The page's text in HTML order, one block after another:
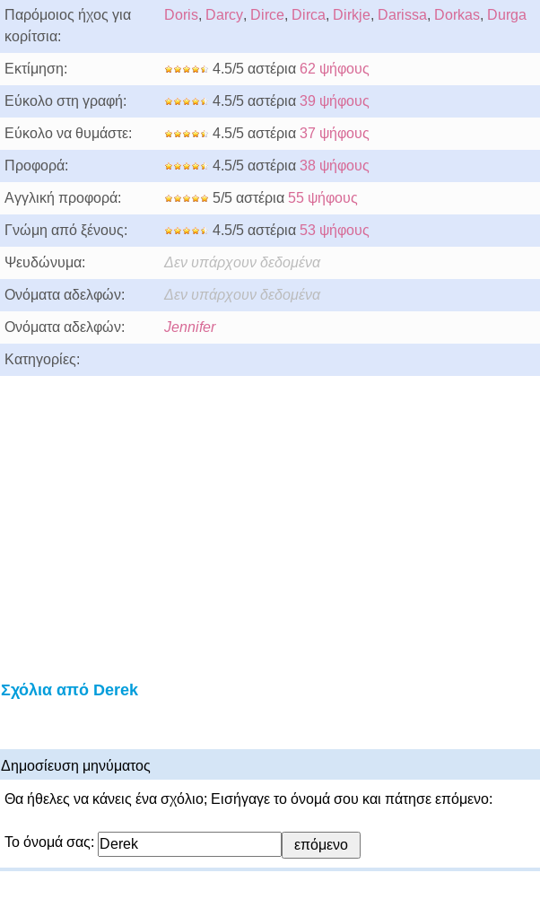
Παρόμοιος ήχος για
κορίτσια:
Doris, Darcy, Dirce, Dirca, Dirkje, Darissa, Dorkas, Durga
Εκτίμηση: 4.5/5 αστέρια 62 ψήφους
Εύκολο στη γραφή: 4.5/5 αστέρια 39 ψήφους
Εύκολο να θυμάστε: 4.5/5 αστέρια 37 ψήφους
Προφορά: 4.5/5 αστέρια 38 ψήφους
Αγγλική προφορά: 5/5 αστέρια 55 ψήφους
Γνώμη από ξένους: 4.5/5 αστέρια 53 ψήφους
Ψευδώνυμα: Δεν υπάρχουν δεδομένα
Ονόματα αδελφών: Δεν υπάρχουν δεδομένα
Ονόματα αδελφών: Jennifer
Κατηγορίες:
Σχόλια από Derek
Δημοσίευση μηνύματος
Θα ήθελες να κάνεις ένα σχόλιο; Εισήγαγε το όνομά σου και πάτησε επόμενο:
Το όνομά σας: